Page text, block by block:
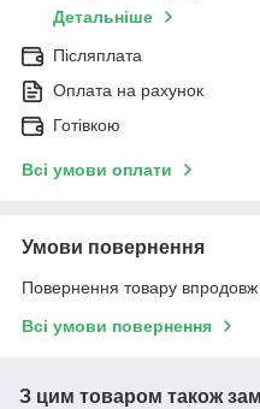
Детальніше
Післяплата
Оплата на рахунок
Готівкою
Всі умови оплати
Умови повернення
Повернення товару впродовж
Всі умови повернення
З цим товаром також